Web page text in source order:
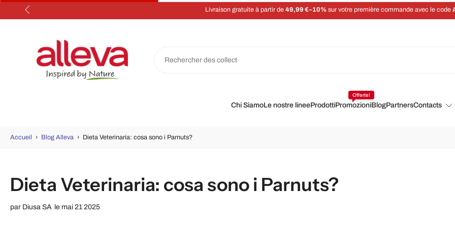
Aller
Économisez 5 % sur chaque commande avec un abonnement
Chi SiamoLe nostre lineeProdottiPromozioni
Offerte!
BlogPartnersContacts
Accueil › Blog Alleva › Dieta Veterinaria: cosa sono i Parnuts?
Dieta Veterinaria: cosa sono i Parnuts?
par Diusa SA le mai 21 2025